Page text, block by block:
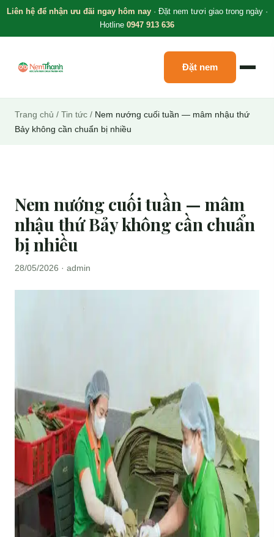
Liên hệ để nhận ưu đãi ngay hôm nay· Đặt nem tươi giao trong ngày ·
Hotline 0947 913 636
Đặt nem
Trang chủ / Tin tức / Nem nướng cuối tuần — mâm nhậu thứ
Bảy không cần chuẩn bị nhiều
Nem nướng cuối tuần — mâm
nhậu thứ Bảy không cần chuẩn
bị nhiều
28/05/2026 · admin